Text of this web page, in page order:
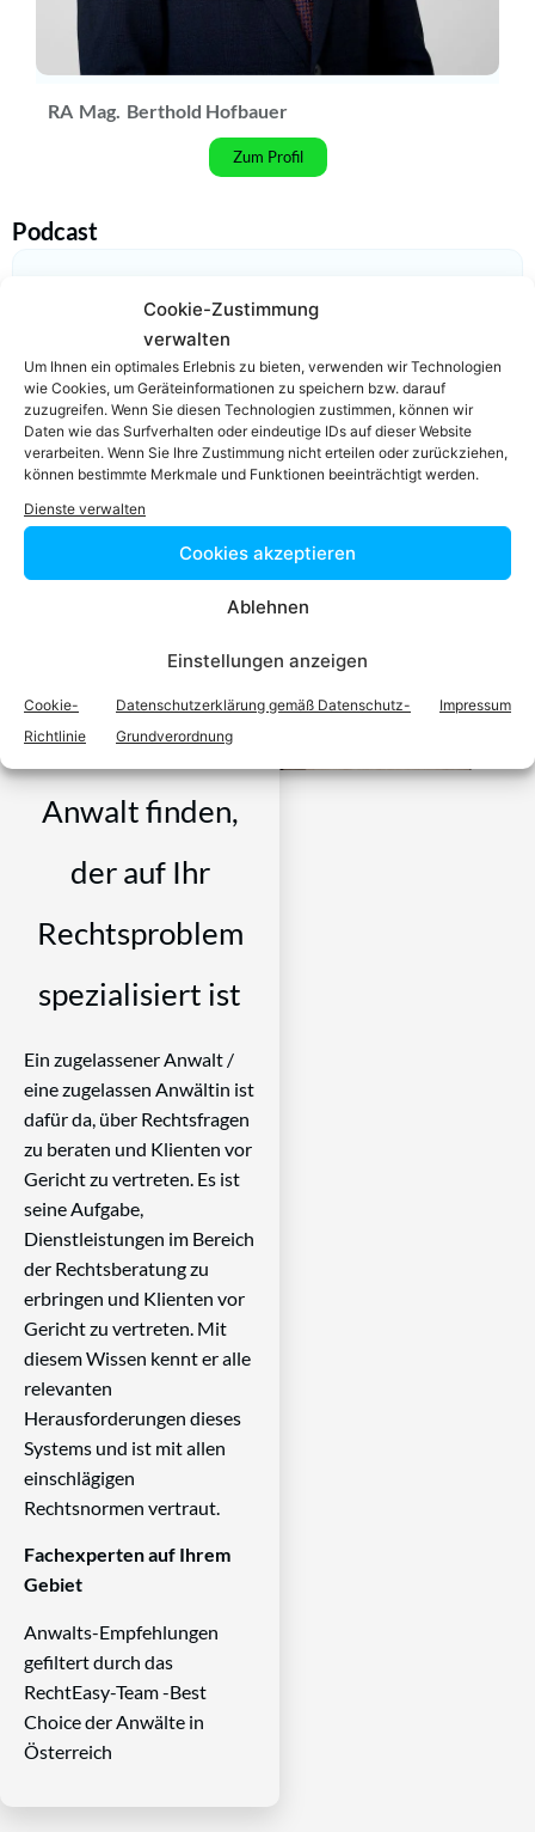
Cookie-Zustimmung
verwalten
Um Ihnen ein optimales Erlebnis zu bieten, verwenden wir Technologien
wie Cookies, um Geräteinformationen zu speichern bzw. darauf
zuzugreifen. Wenn Sie diesen Technologien zustimmen, können wir
Daten wie das Surfverhalten oder eindeutige IDs auf dieser Website
verarbeiten. Wenn Sie Ihre Zustimmung nicht erteilen oder zurückziehen,
können bestimmte Merkmale und Funktionen beeinträchtigt werden.
Dienste verwalten
Cookies akzeptieren
Ablehnen
Einstellungen anzeigen
Cookie-
Richtlinie
Datenschutzerklärung gemäß Datenschutz-
Grundverordnung
Impressum
RA Mag. Berthold Hofbauer
Zum Profil
Podcast
Video-Podcast #69 Katharina Echerer – Verlagsleitung
Recht, Wirtschaft, Steuern facultas Verlag
Schritten einen
Anwalt finden,
der auf Ihr
Rechtsproblem
spezialisiert ist
Ein zugelassener Anwalt /
eine zugelassen Anwältin ist
dafür da, über Rechtsfragen
zu beraten und Klienten vor
Gericht zu vertreten. Es ist
seine Aufgabe,
Dienstleistungen im Bereich
der Rechtsberatung zu
erbringen und Klienten vor
Gericht zu vertreten. Mit
diesem Wissen kennt er alle
relevanten
Herausforderungen dieses
Systems und ist mit allen
einschlägigen
Rechtsnormen vertraut.
Fachexperten auf Ihrem
Gebiet
Anwalts-Empfehlungen
gefiltert durch das
RechtEasy-Team -Best
Choice der Anwälte in
Österreich